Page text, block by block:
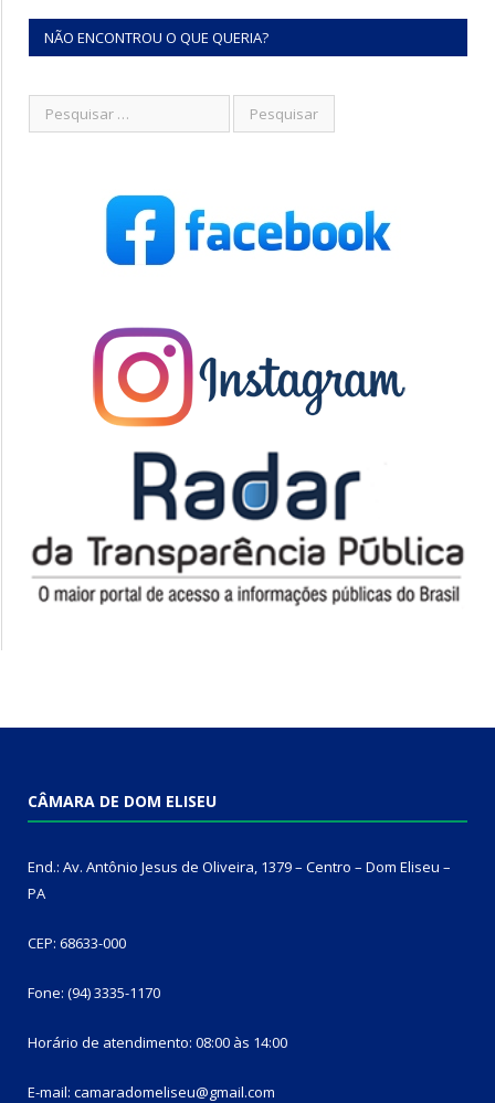
NÃO ENCONTROU O QUE QUERIA?
CÂMARA DE DOM ELISEU
End.: Av. Antônio Jesus de Oliveira, 1379 – Centro – Dom Eliseu –
PA
CEP: 68633-000
Fone: (94) 3335-1170
Horário de atendimento: 08:00 às 14:00
E-mail: camaradomeliseu@gmail.com